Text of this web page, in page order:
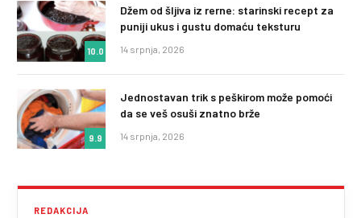
10.0
Džem od šljiva iz rerne: starinski recept za
puniji ukus i gustu domaću teksturu
14 srpnja, 2026
9.9
Jednostavan trik s peškirom može pomoći
da se veš osuši znatno brže
14 srpnja, 2026
REDAKCIJA